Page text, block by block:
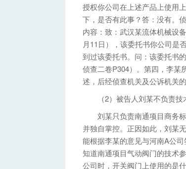
授权你公司在上述产品上使用
下，是否有此事？答：没有。
内容：致：武汉某流体机械设
月11日），该委托书你公司是
到过该委托书。问：该委托书
侦查二卷P304）。第四，李某
述，后经侦查机关及公诉机关
（2）被告人刘某不负责技
刘某只负责南通项目商务标
并独自掌控。正因如此，刘某
能根据李某的意见与河南A公
知道南通项目气动阀门的技术
公司时，开关阀门上使用的是